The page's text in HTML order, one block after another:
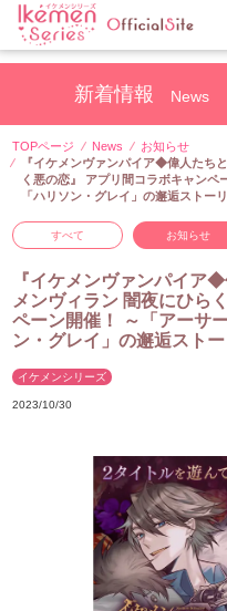
新着情報 News
TOPページ News
お知らせ
『イケメンヴァンパイア◆偉人たち
く悪の恋』 アプリ間コラボキャンペ
「ハリソン・グレイ」の邂逅ストー
すべて お知らせ
『イケメンヴァンパイア
メンヴィラン 闇夜にひら
ペーン開催！ ～「アーサ
ン・グレイ」の邂逅スト
イケメンシリーズ
2023/10/30